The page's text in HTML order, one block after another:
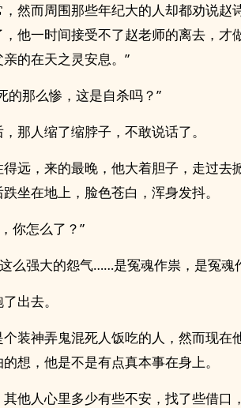
然而周围那些年纪大的人却都劝说赵
他一时间接受不了赵老师的离去，才
的在天之灵安息。”
的那么惨，这是自杀吗？”
那人缩了缩脖子，不敢说话了。
远，来的最晚，他大着胆子，走过去
坐在地上，脸色苍白，浑身发抖。
你怎么了？”
么强大的怨气……是冤魂作祟，是冤魂
出去。
装神弄鬼混死人饭吃的人，然而现在
想，他是不是有点真本事在身上。
他人心里多少有些不安，找了些借口